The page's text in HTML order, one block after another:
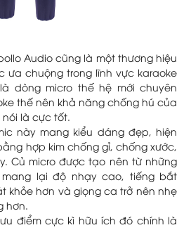
Audio cũng là một thương hiệu
ưa chuộng trong lĩnh vực karaoke
dòng micro thế hệ mới chuyên
thế nên khả năng chống hú của
là cực tốt.
này mang kiểu dáng đẹp, hiện
hợp kim chống gỉ, chống xước,
Củ micro được tạo nên từ những
mang lại độ nhạy cao, tiếng bắt
khỏe hơn và giọng ca trở nên nhẹ
hơn.
điểm cực kì hữu ích đó chính là